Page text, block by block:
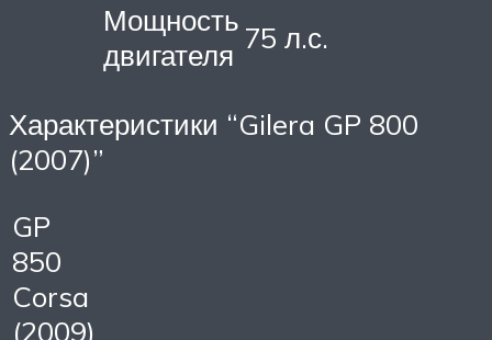
Мощность
двигателя 75 л.с.
Характеристики “Gilera GP 800
(2007)”
GP
850
Corsa
(2009)